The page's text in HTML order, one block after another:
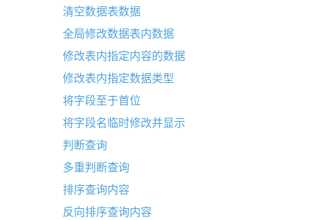
清空数据表数据
全局修改数据表内数据
修改表内指定内容的数据
修改表内指定数据类型
将字段至于首位
将字段名临时修改并显示
判断查询
多重判断查询
排序查询内容
反向排序查询内容